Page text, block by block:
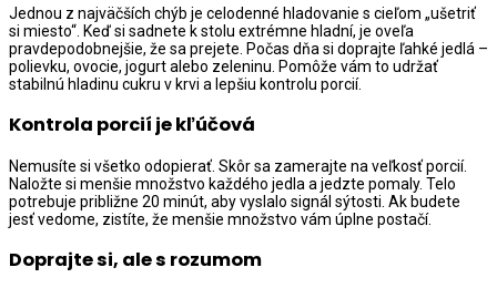
Jednou z najväčších chýb je celodenné hladovanie s cieľom „ušetriť
si miesto“. Keď si sadnete k stolu extrémne hladní, je oveľa
pravdepodobnejšie, že sa prejete. Počas dňa si doprajte ľahké jedlá –
polievku, ovocie, jogurt alebo zeleninu. Pomôže vám to udržať
stabilnú hladinu cukru v krvi a lepšiu kontrolu porcií.
Kontrola porcií je kľúčová
Nemusíte si všetko odopierať. Skôr sa zamerajte na veľkosť porcií.
Naložte si menšie množstvo každého jedla a jedzte pomaly. Telo
potrebuje približne 20 minút, aby vyslalo signál sýtosti. Ak budete
jesť vedome, zistíte, že menšie množstvo vám úplne postačí.
Doprajte si, ale s rozumom